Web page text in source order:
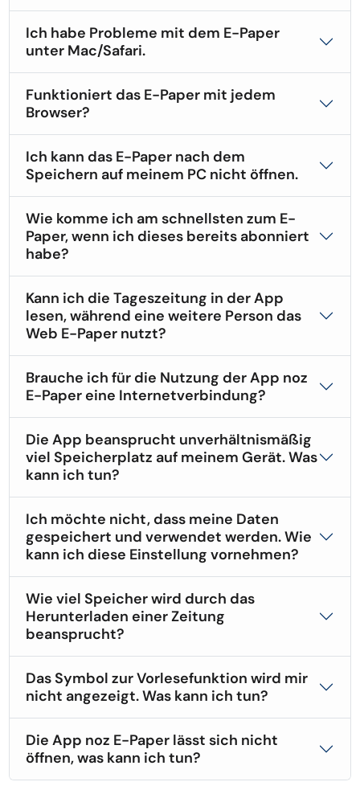
Ich habe Probleme mit dem E-Paper
unter Mac/Safari.
Funktioniert das E-Paper mit jedem
Browser?
Ich kann das E-Paper nach dem
Speichern auf meinem PC nicht öffnen.
Wie komme ich am schnellsten zum E-
Paper, wenn ich dieses bereits abonniert
habe?
Kann ich die Tageszeitung in der App
lesen, während eine weitere Person das
Web E-Paper nutzt?
Brauche ich für die Nutzung der App noz
E-Paper eine Internetverbindung?
Die App beansprucht unverhältnismäßig
viel Speicherplatz auf meinem Gerät. Was
kann ich tun?
Ich möchte nicht, dass meine Daten
gespeichert und verwendet werden. Wie
kann ich diese Einstellung vornehmen?
Wie viel Speicher wird durch das
Herunterladen einer Zeitung
beansprucht?
Das Symbol zur Vorlesefunktion wird mir
nicht angezeigt. Was kann ich tun?
Die App noz E-Paper lässt sich nicht
öffnen, was kann ich tun?